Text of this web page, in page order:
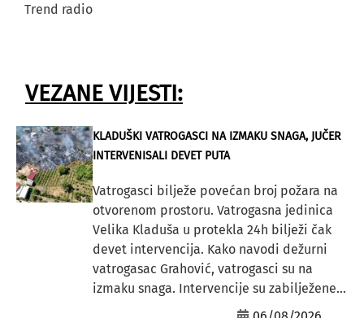
Trend radio
VEZANE VIJESTI:
KLADUŠKI VATROGASCI NA IZMAKU SNAGA, JUČER
INTERVENISALI DEVET PUTA
Vatrogasci bilježe povećan broj požara na
otvorenom prostoru. Vatrogasna jedinica
Velika Kladuša u protekla 24h bilježi čak
devet intervencija. Kako navodi dežurni
vatrogasac Grahović, vatrogasci su na
izmaku snaga. Intervencije su zabilježene...